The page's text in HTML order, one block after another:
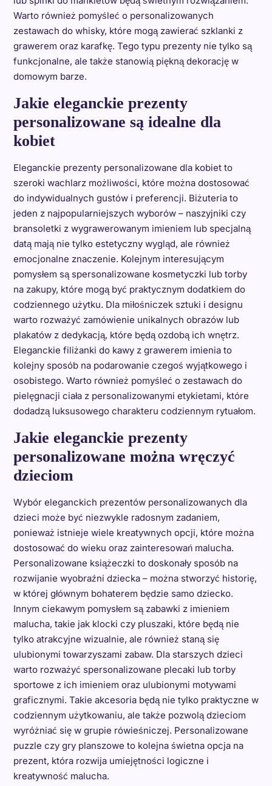
Warto również pomyśleć o personalizowanych
zestawach do whisky, które mogą zawierać szklanki z
grawerem oraz karafkę. Tego typu prezenty nie tylko są
funkcjonalne, ale także stanowią piękną dekorację w
domowym barze.
Jakie eleganckie prezenty
personalizowane są idealne dla
kobiet
Eleganckie prezenty personalizowane dla kobiet to
szeroki wachlarz możliwości, które można dostosować
do indywidualnych gustów i preferencji. Biżuteria to
jeden z najpopularniejszych wyborów – naszyjniki czy
bransoletki z wygrawerowanym imieniem lub specjalną
datą mają nie tylko estetyczny wygląd, ale również
emocjonalne znaczenie. Kolejnym interesującym
pomysłem są spersonalizowane kosmetyczki lub torby
na zakupy, które mogą być praktycznym dodatkiem do
codziennego użytku. Dla miłośniczek sztuki i designu
warto rozważyć zamówienie unikalnych obrazów lub
plakatów z dedykacją, które będą ozdobą ich wnętrz.
Eleganckie filiżanki do kawy z grawerem imienia to
kolejny sposób na podarowanie czegoś wyjątkowego i
osobistego. Warto również pomyśleć o zestawach do
pielęgnacji ciała z personalizowanymi etykietami, które
dodadzą luksusowego charakteru codziennym rytuałom.
Jakie eleganckie prezenty
personalizowane można wręczyć
dzieciom
Wybór eleganckich prezentów personalizowanych dla
dzieci może być niezwykle radosnym zadaniem,
ponieważ istnieje wiele kreatywnych opcji, które można
dostosować do wieku oraz zainteresowań malucha.
Personalizowane książeczki to doskonały sposób na
rozwijanie wyobraźni dziecka – można stworzyć historię,
w której głównym bohaterem będzie samo dziecko.
Innym ciekawym pomysłem są zabawki z imieniem
malucha, takie jak klocki czy pluszaki, które będą nie
tylko atrakcyjne wizualnie, ale również staną się
ulubionymi towarzyszami zabaw. Dla starszych dzieci
warto rozważyć spersonalizowane plecaki lub torby
sportowe z ich imieniem oraz ulubionymi motywami
graficznymi. Takie akcesoria będą nie tylko praktyczne w
codziennym użytkowaniu, ale także pozwolą dzieciom
wyróżniać się w grupie rówieśniczej. Personalizowane
puzzle czy gry planszowe to kolejna świetna opcja na
prezent, która rozwija umiejętności logiczne i
kreatywność malucha.